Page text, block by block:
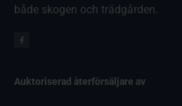
både skogen och trädgården.
Auktoriserad återförsäljare av